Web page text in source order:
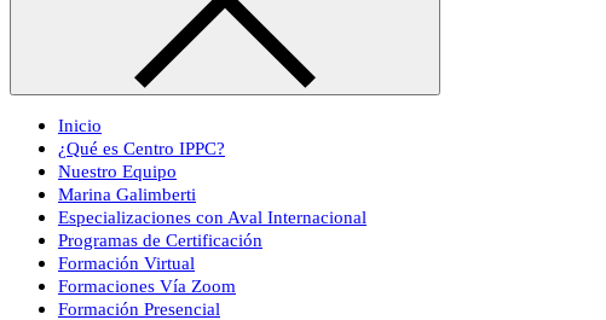
Inicio
¿Qué es Centro IPPC?
Nuestro Equipo
Marina Galimberti
Especializaciones con Aval Internacional
Programas de Certificación
Formación Virtual
Formaciones Vía Zoom
Formación Presencial